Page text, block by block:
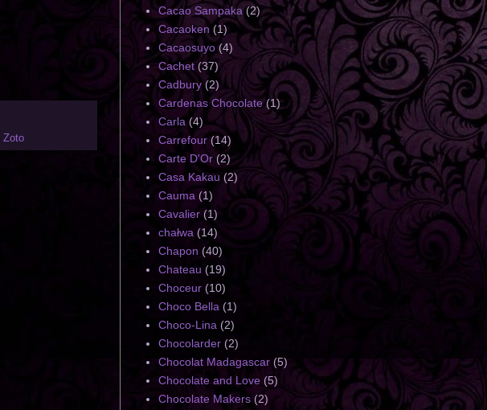
Zoto
Cacao Sampaka (2)
Cacaoken (1)
Cacaosuyo (4)
Cachet (37)
Cadbury (2)
Cardenas Chocolate (1)
Carla (4)
Carrefour (14)
Carte D'Or (2)
Casa Kakau (2)
Cauma (1)
Cavalier (1)
chałwa (14)
Chapon (40)
Chateau (19)
Choceur (10)
Choco Bella (1)
Choco-Lina (2)
Chocolarder (2)
Chocolat Madagascar (5)
Chocolate and Love (5)
Chocolate Makers (2)